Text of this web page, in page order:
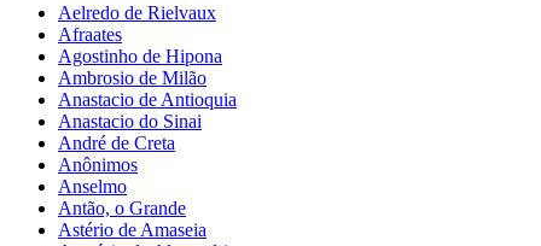
Aelredo de Rielvaux
Afraates
Agostinho de Hipona
Ambrosio de Milão
Anastacio de Antioquia
Anastacio do Sinai
André de Creta
Anônimos
Anselmo
Antão, o Grande
Astério de Amaseia